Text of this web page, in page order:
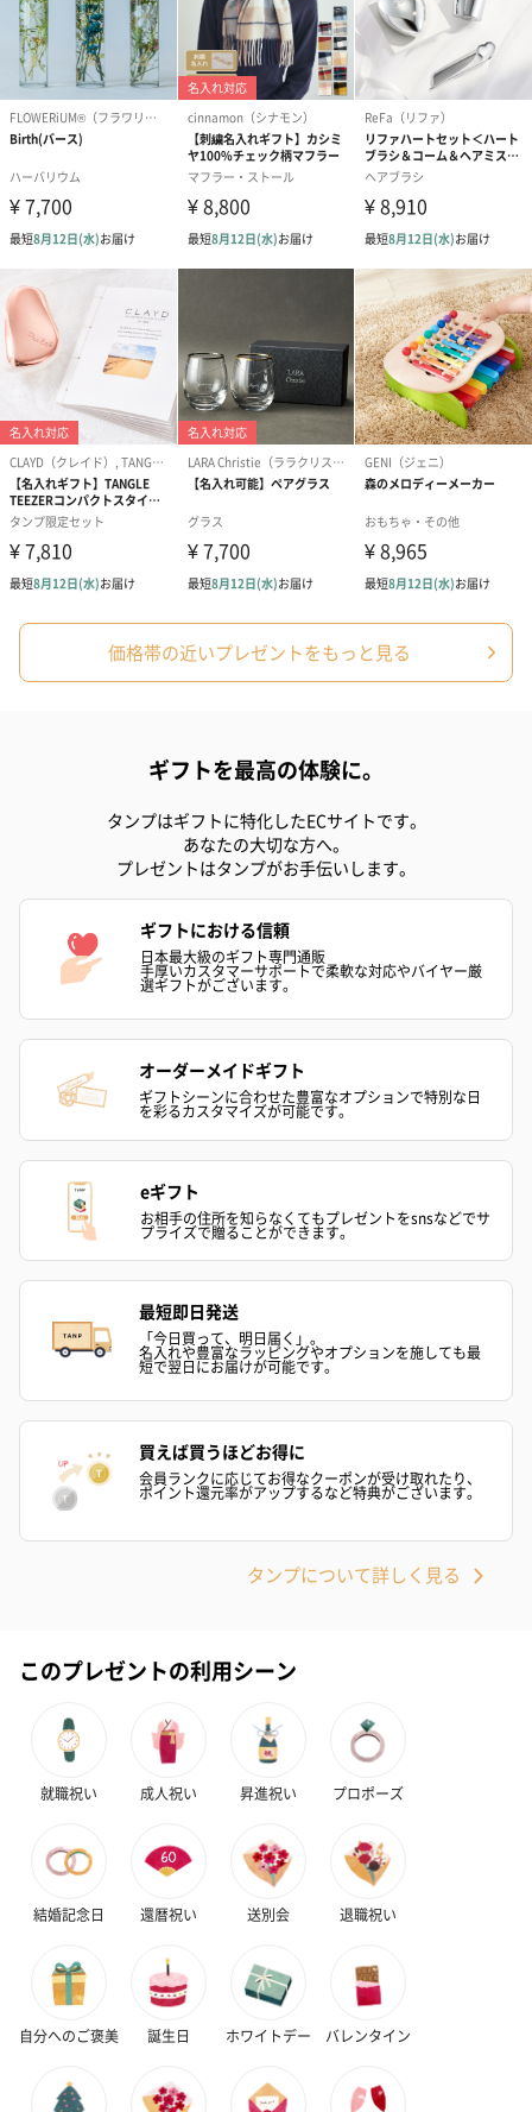
ハンドクリーム3本セッ
ト【ありがとう】
（1,100円）
シャワージェル＆ハン
ドクリーム（ピンクグ
レープフルーツ）
（2,145円）
シャワージェ
ドクリーム（
ッシュローズ
円）
リラックスグッズ
かき氷入浴剤4点セット
（ブルー）（748円）
かき氷入浴剤4点セット
（イエロー）（748円）
バスフラワー
【Thank you
円）
ハンドタオル・ハンカチ
花束ハンドタオル（ピ
ンク）（1,760円）
花束ハンドタオル（ブ
ルー）（1,760円）
ワイト）（
キャンドル・お香
キャンドル・お香を同梱してお届けいたします。
フラッグカプセル：イ
ンセンススティック
（END）（880円）
フラッグカプセル：イ
ンセンススティック
（St.OSMANTHUS）
（880円）
（GRAPE
（880円）
お酒
お酒を同梱してお届けいたします。
ディット（712円）
酒（655円）
おつまみ・その他
お酒にぴったりのおつまみ・サプリを同梱してお届けいたしま
す。
価格帯の近いプレゼントをもっと見る
ギフトを最高の体験に。
タンプはギフトに特化したECサイトです。
あなたの大切な方へ。
プレゼントはタンプがお手伝いします。
ギフトにおける信頼
日本最大級のギフト専門通販
手厚いカスタマーサポートで柔軟な対応やバイヤー厳
選ギフトがございます。
オーダーメイドギフト
ギフトシーンに合わせた豊富なオプションで特別な日
を彩るカスタマイズが可能です。
eギフト
お相手の住所を知らなくてもプレゼントをsnsなどでサ
プライズで贈ることができます。
最短即日発送
「今日買って、明日届く」。
名入れや豊富なラッピングやオプションを施しても最
短で翌日にお届けが可能です。
買えば買うほどお得に
会員ランクに応じてお得なクーポンが受け取れたり、
ポイント還元率がアップするなど特典がございます。
タンプについて詳しく見る
このプレゼントの利用シーン
就職祝い 成人祝い 昇進祝い プロポーズ
結婚記念日 還暦祝い 送別会 退職祝い
自分へのご褒美 誕生日 ホワイトデー バレンタイン